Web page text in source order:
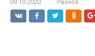
09.10.2020 Разное